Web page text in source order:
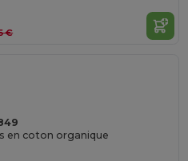
€
en coton organique